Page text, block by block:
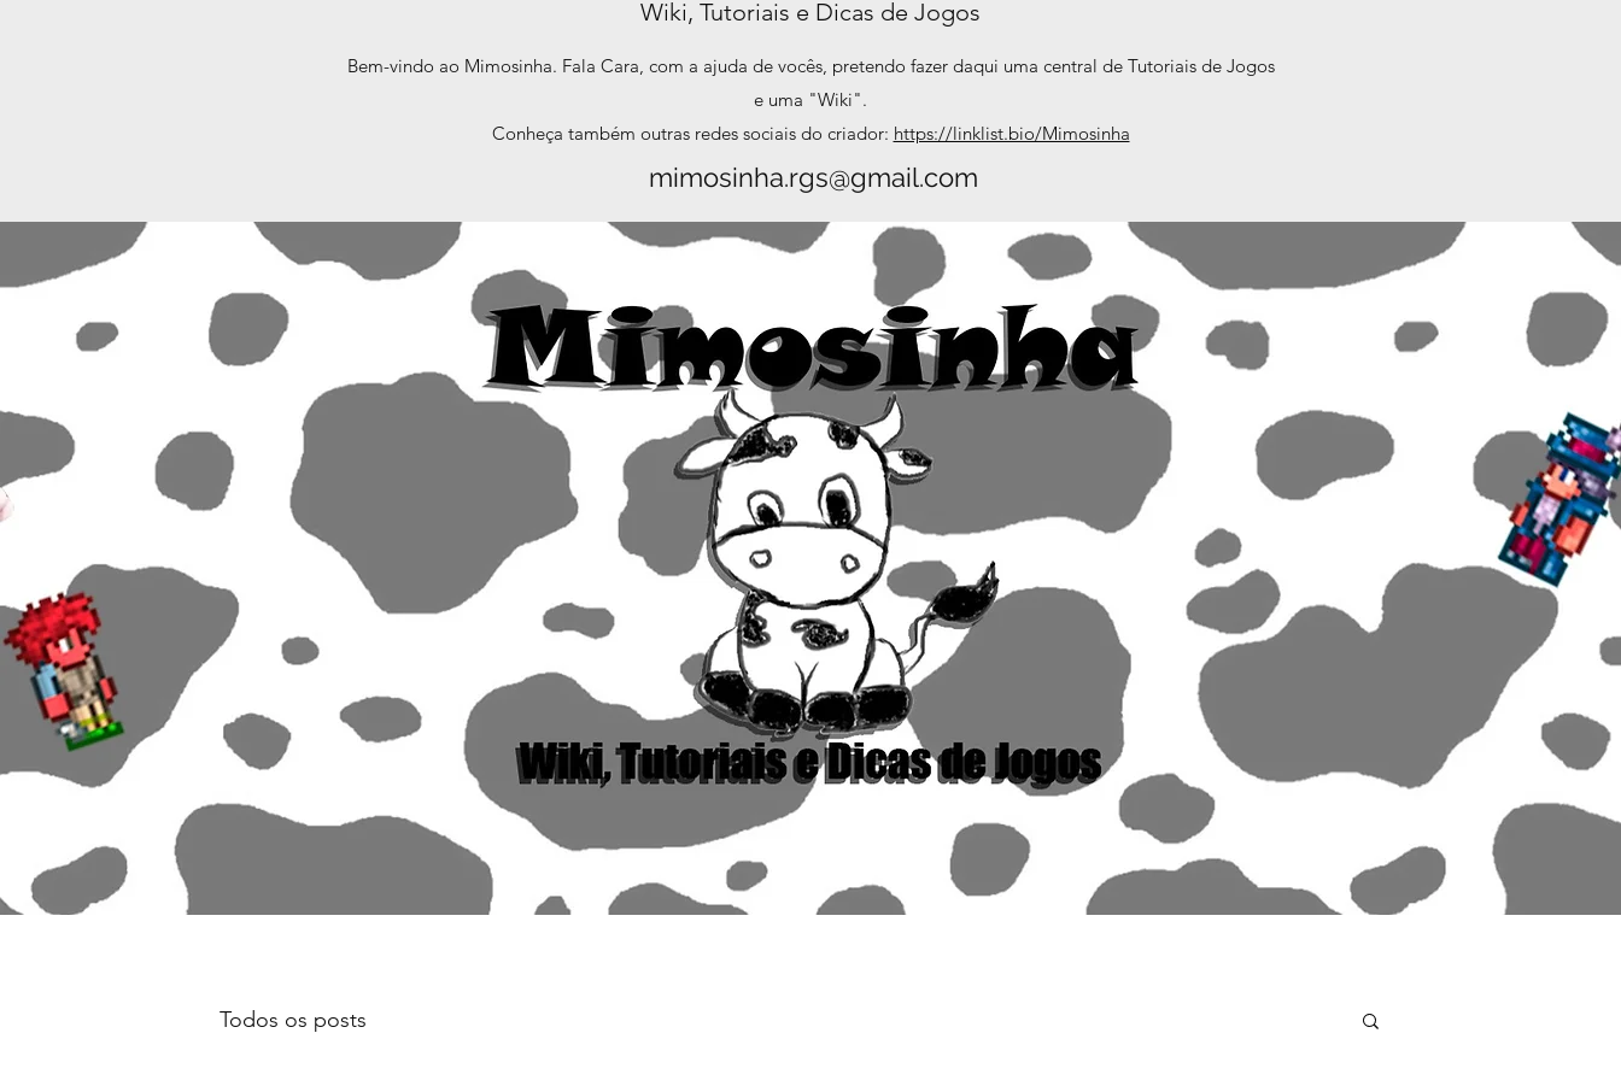
Wiki, Tutoriais e Dicas de Jogos
Bem-vindo ao Mimosinha. Fala Cara, com a ajuda de vocês, pretendo fazer daqui uma central de Tutoriais de Jogos
e uma "Wiki".
Conheça também outras redes sociais do criador: https://linklist.bio/Mimosinha
mimosinha.rgs@gmail.com
Todos os posts